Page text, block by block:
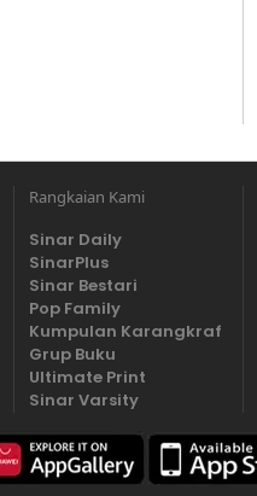
Rangkaian Kami
Sinar Daily
SinarPlus
Sinar Bestari
Pop Family
Kumpulan Karangkraf
Grup Buku
Ultimate Print
Sinar Varsity